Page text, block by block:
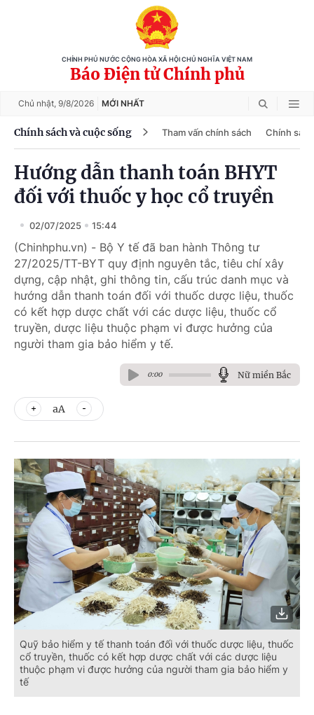
CHÍNH PHỦ NƯỚC CỘNG HÒA XÃ HỘI CHỦ NGHĨA VIỆT NAM
Báo Điện tử Chính phủ
Chủ nhật, 9/8/2026 MỚI NHẤT
Chính sách và cuộc sống Tham vấn chính sách Chính
Hướng dẫn thanh toán BHYT
đối với thuốc y học cổ truyền
02/07/2025 15:44
(Chinhphu.vn) - Bộ Y tế đã ban hành Thông tư
27/2025/TT-BYT quy định nguyên tắc, tiêu chí xây
dựng, cập nhật, ghi thông tin, cấu trúc danh mục và
hướng dẫn thanh toán đối với thuốc dược liệu, thuốc
có kết hợp dược chất với các dược liệu, thuốc cổ
truyền, dược liệu thuộc phạm vi được hưởng của
người tham gia bảo hiểm y tế.
0:00 Nữ miền Bắc
aA
Quỹ bảo hiểm y tế thanh toán đối với thuốc dược liệu, thuốc
cổ truyền, thuốc có kết hợp dược chất với các dược liệu
thuộc phạm vi được hưởng của người tham gia bảo hiểm y
tế